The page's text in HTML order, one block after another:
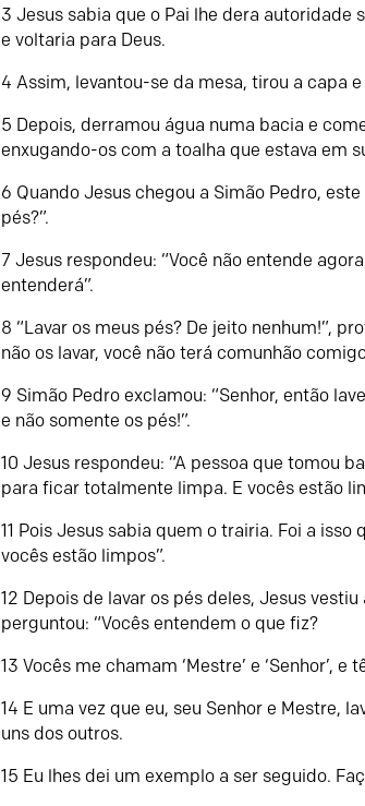
3 Jesus sabia que o Pai lhe dera autoridade
e voltaria para Deus.
4 Assim, levantou-se da mesa, tirou a capa
5 Depois, derramou água numa bacia e
enxugando-os com a toalha que estava em
6 Quando Jesus chegou a Simão Pedro,
pés?”.
7 Jesus respondeu: “Você não entende
entenderá”.
8 “Lavar os meus pés? De jeito nenhum!”,
não os lavar, você não terá comunhão
9 Simão Pedro exclamou: “Senhor, então
e não somente os pés!”.
10 Jesus respondeu: “A pessoa que tomou
para ficar totalmente limpa. E vocês estão
11 Pois Jesus sabia quem o trairia. Foi a
vocês estão limpos”.
12 Depois de lavar os pés deles, Jesus
perguntou: “Vocês entendem o que fiz?
13 Vocês me chamam ‘Mestre’ e ‘Senhor’,
14 E uma vez que eu, seu Senhor e Mestre,
uns dos outros.
15 Eu lhes dei um exemplo a ser seguido.